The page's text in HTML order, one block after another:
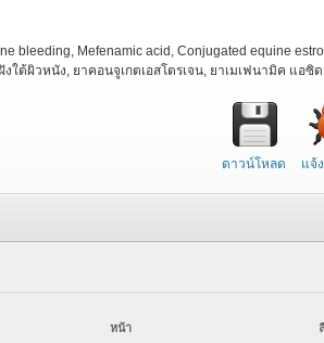
bleeding, Mefenamic acid, Conjugated equine
ใต้ผิวหนัง, ยาคอนจูเกตเอสโตรเจน, ยาเมเฟนามิค แอซิด
ดาวน์โหลด แจ้
หน้า